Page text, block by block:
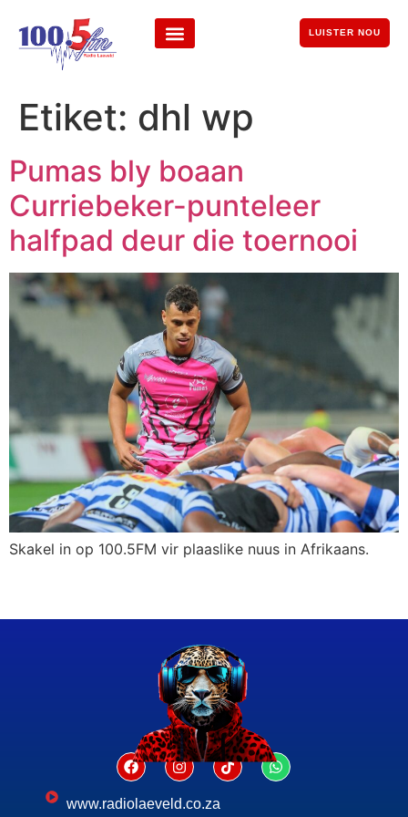
LUISTER NOU
Etiket: dhl wp
Pumas bly boaan
Curriebeker-punteleer
halfpad deur die toernooi
Skakel in op 100.5FM vir plaaslike nuus in Afrikaans.
www.radiolaeveld.co.za